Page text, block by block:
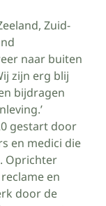
Zuid-
naar buiten
zijn erg blij
bijdragen
gestart door
en medici die
Oprichter
en
door de